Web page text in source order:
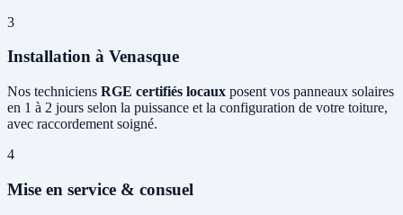
3
Installation à Venasque
Nos techniciens RGE certifiés locaux posent vos panneaux solaires
en 1 à 2 jours selon la puissance et la configuration de votre toiture,
avec raccordement soigné.
4
Mise en service & consuel